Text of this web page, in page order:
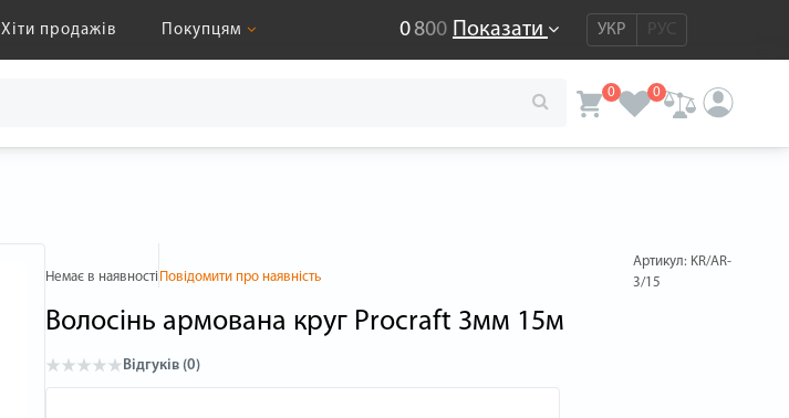
Хіти продажів Покупцям 0800 Показати УКР РУС
0 0
Немає в наявності Повідомити про наявність
Артикул: KR/AR-
3/15
Волосінь армована круг Procraft 3мм 15м
Відгуків (0)